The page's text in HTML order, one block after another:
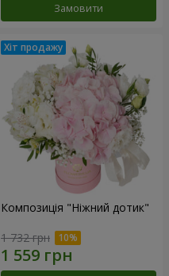
Замовити
Композиція "Ніжний дотик"
1 732 грн